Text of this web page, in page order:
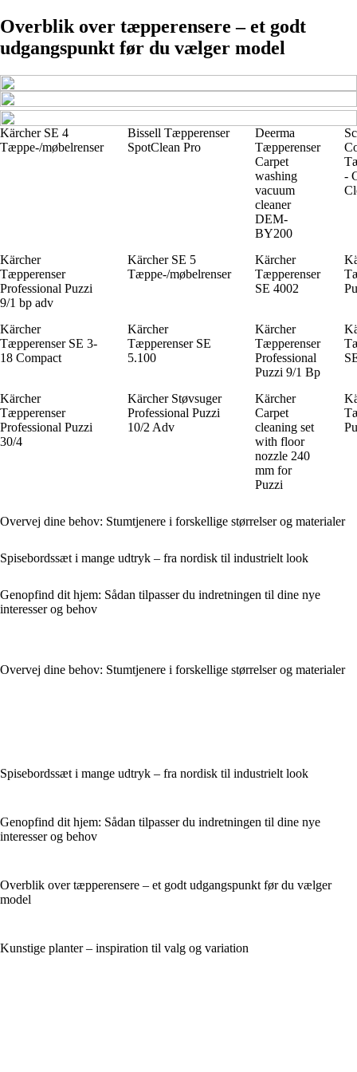
Overblik over tæpperensere – et godt
udgangspunkt før du vælger model
Kärcher SE 4
Tæppe-/møbelrenser
Bissell Tæpperenser
SpotClean Pro
Deerma
Tæpperenser
Carpet
washing
vacuum
cleaner
DEM-
BY200
-
Kärcher
Tæpperenser
Professional Puzzi
9/1 bp adv
Kärcher SE 5
Tæppe-/møbelrenser
Kärcher
Tæpperenser
SE 4002
Kärcher
Tæpperenser SE 3-
18 Compact
Kärcher
Tæpperenser SE
5.100
Kärcher
Tæpperenser
Professional
Puzzi 9/1 Bp
Kärcher
Tæpperenser
Professional Puzzi
30/4
Kärcher Støvsuger
Professional Puzzi
10/2 Adv
Kärcher
Carpet
cleaning set
with floor
nozzle 240
mm for
Puzzi
Overvej dine behov: Stumtjenere i forskellige størrelser og materialer
Spisebordssæt i mange udtryk – fra nordisk til industrielt look
Genopfind dit hjem: Sådan tilpasser du indretningen til dine nye
interesser og behov
Overvej dine behov: Stumtjenere i forskellige størrelser og materialer
Spisebordssæt i mange udtryk – fra nordisk til industrielt look
Genopfind dit hjem: Sådan tilpasser du indretningen til dine nye
interesser og behov
Overblik over tæpperensere – et godt udgangspunkt før du vælger
model
Kunstige planter – inspiration til valg og variation